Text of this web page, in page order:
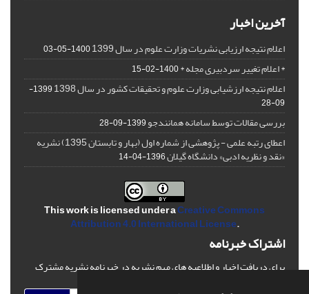
آخرین اخبار
اعلام نتیجه ارزیابی نشریات وزارت علوم در سال 1399 1400-05-03
* اعلام تغییر سردبیری مجله *1400-02-15
اعلام نتیجه ارزشیابی وزارت علوم و تحقیقات کشور در سال 1398
1399-
09-28
بررسی مقالات توسط سامانه همانندجو1399-09-28
اعطای رتبه علمی - پژوهشی از شماره اول (بهار و تابستان 1395) نشریه
«نقد و نظریه ادبی» دانشگاه گیلان1396-04-14
This work is licensed under aCreative Commons
Attribution 4.0 International License.
اشتراک خبرنامه
برای دریافت اخبار و اطلاعیه های مهم نشریه در خبرنامه نشریه مشترک